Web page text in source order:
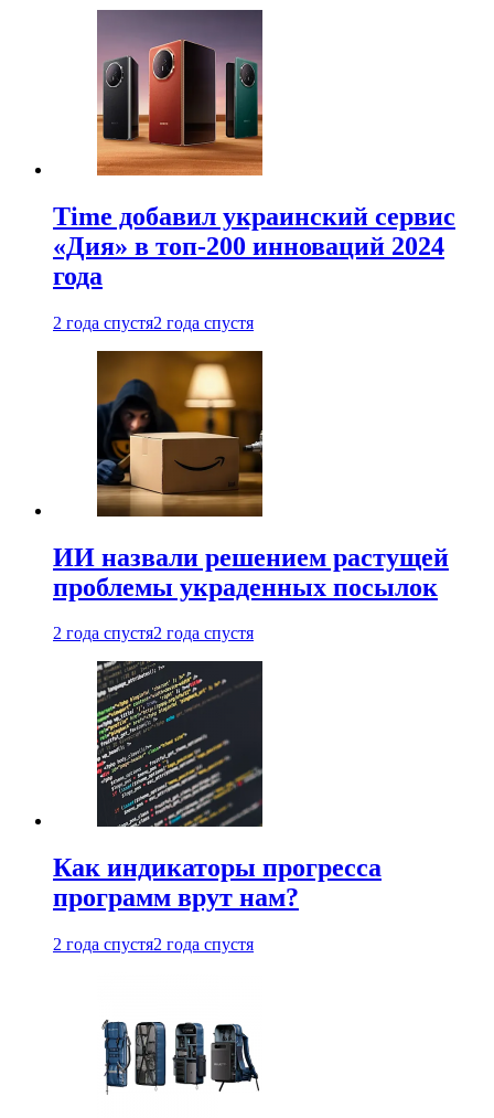
Time добавил украинский сервис
«Дия» в топ-200 инноваций 2024
года
2 года спустя2 года спустя
ИИ назвали решением растущей
проблемы украденных посылок
2 года спустя2 года спустя
Как индикаторы прогресса
программ врут нам?
2 года спустя2 года спустя